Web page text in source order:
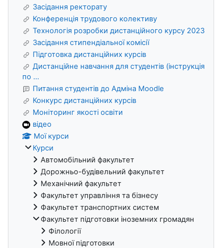
Засідання ректорату
Конференція трудового колективу
Технологія розробки дистанційного курсу 2023
Засідання стипендіальної комісії
Підготовка дистанційних курсів
Дистанційне навчання для студентів (інструкція
по ...
Питання студентів до Адміна Moodle
Конкурс дистанційних курсів
Моніторинг якості освіти
відео
Мої курси
Курси
Автомобільний факультет
Дорожньо-будівельний факультет
Механічний факультет
Факультет управління та бізнесу
Факультет транспортних систем
Факультет підготовки іноземних громадян
Філології
Мовної підготовки